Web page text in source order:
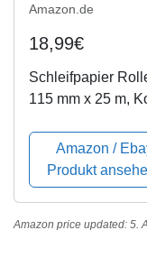
Amazon.de
18,99€
Schleifpapier
115 mm x 25 m,
RolleAmazon /
Produkt
Amazon price updated: 5.